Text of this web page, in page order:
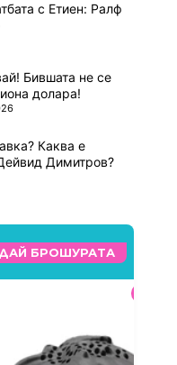
с Етиен: Ралф
Бившата не се
долара!
Каква е
Димитров?
БРОШУРАТА